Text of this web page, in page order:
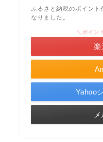
ふるさと納税のポイン
なりました。
＼ポイン
楽
Yahoo